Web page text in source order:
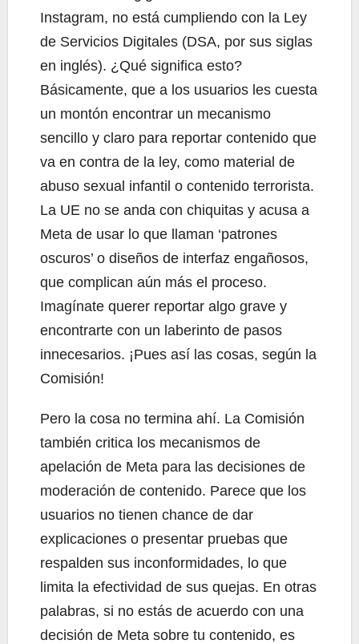
Instagram, no está cumpliendo con la Ley
de Servicios Digitales (DSA, por sus siglas
en inglés). ¿Qué significa esto?
Básicamente, que a los usuarios les cuesta
un montón encontrar un mecanismo
sencillo y claro para reportar contenido que
va en contra de la ley, como material de
abuso sexual infantil o contenido terrorista.
La UE no se anda con chiquitas y acusa a
Meta de usar lo que llaman ‘patrones
oscuros’ o diseños de interfaz engañosos,
que complican aún más el proceso.
Imagínate querer reportar algo grave y
encontrarte con un laberinto de pasos
innecesarios. ¡Pues así las cosas, según la
Comisión!
Pero la cosa no termina ahí. La Comisión
también critica los mecanismos de
apelación de Meta para las decisiones de
moderación de contenido. Parece que los
usuarios no tienen chance de dar
explicaciones o presentar pruebas que
respalden sus inconformidades, lo que
limita la efectividad de sus quejas. En otras
palabras, si no estás de acuerdo con una
decisión de Meta sobre tu contenido, es